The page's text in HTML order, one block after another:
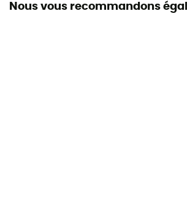
Coupe-Vent
Nous vous recommandons